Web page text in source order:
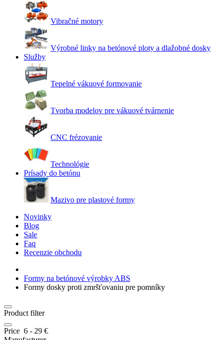
Vibračné motory
Výrobné linky na betónové ploty a dlažobné dosky
Služby
Tepelné vákuové formovanie
Tvorba modelov pre vákuové tvárnenie
CNC frézovanie
Technológie
Prísady do betónu
Mazivo pre plastové formy
Novinky
Blog
Sale
Faq
Recenzie obchodu
Formy na betónové výrobky ABS
Formy dosky proti zmršťovaniu pre pomníky
Product filter
Price 6 - 29 €